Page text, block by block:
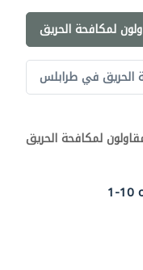
لمكافحة الحريق
الحريق في طرابلس